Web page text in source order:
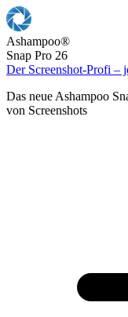
Ashampoo®
Snap Pro 26
Der Screenshot-Profi –
Das neue Ashampoo
von Screenshots